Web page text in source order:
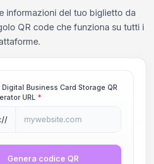
informazioni del tuo biglietto da
QR code che funziona su tutti i
Digital Business Card Storage QR
URL *
Genera codice QR